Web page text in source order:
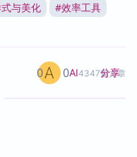
与美化 #效率工具
AI4347篇文章
0 0 分享